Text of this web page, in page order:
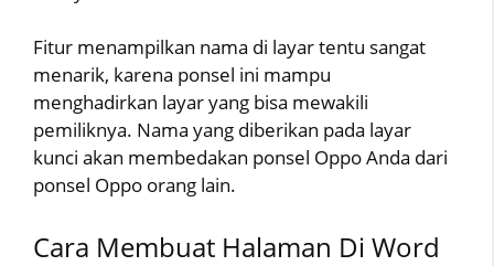
Fitur menampilkan nama di layar tentu sangat
menarik, karena ponsel ini mampu
menghadirkan layar yang bisa mewakili
pemiliknya. Nama yang diberikan pada layar
kunci akan membedakan ponsel Oppo Anda dari
ponsel Oppo orang lain.
Cara Membuat Halaman Di Word